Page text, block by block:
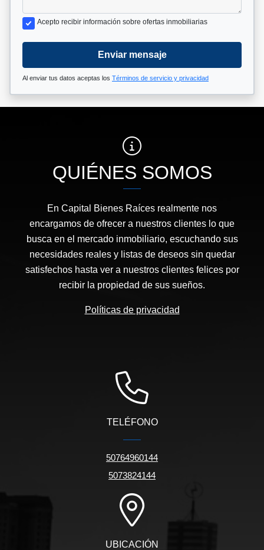
Acepto recibir información sobre ofertas inmobiliarias
Enviar mensaje
Al enviar tus datos aceptas los Términos de servicio y privacidad
QUIÉNES SOMOS
En Capital Bienes Raíces realmente nos
encargamos de ofrecer a nuestros clientes lo que
busca en el mercado inmobiliario, escuchando sus
necesidades reales y listas de deseos sin quedar
satisfechos hasta ver a nuestros clientes felices por
recibir la propiedad de sus sueños.
Políticas de privacidad
TELÉFONO
50764960144
5073824144
UBICACIÓN